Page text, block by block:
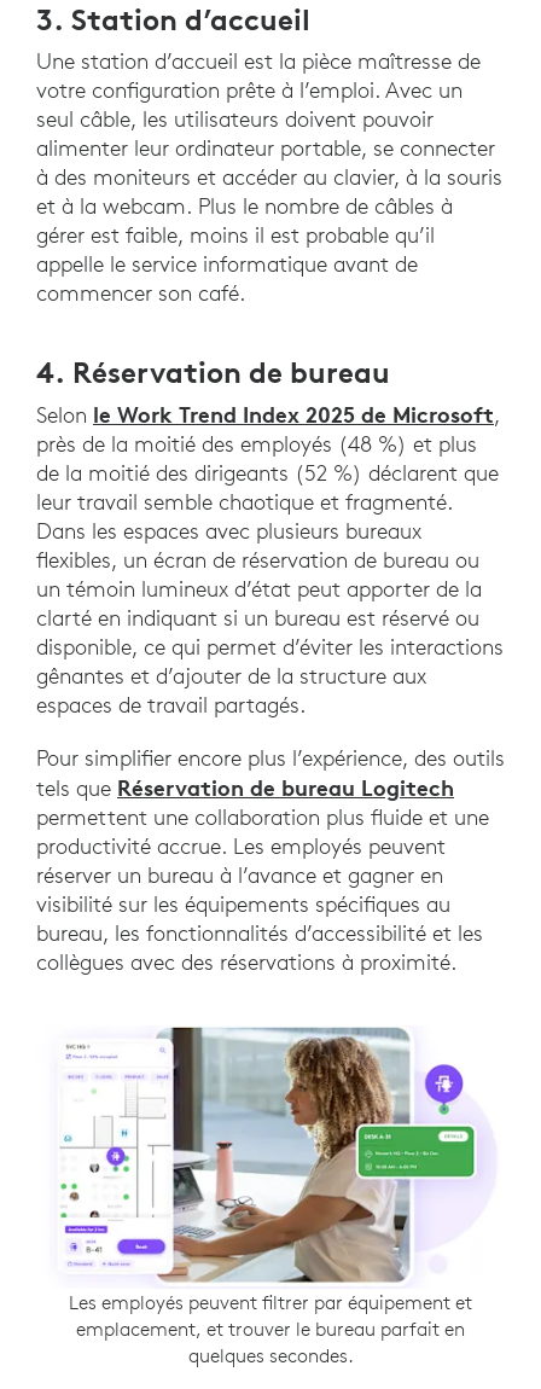
3. Station d’accueil
Une station d’accueil est la pièce maîtresse de
votre configuration prête à l’emploi. Avec un
seul câble, les utilisateurs doivent pouvoir
alimenter leur ordinateur portable, se connecter
à des moniteurs et accéder au clavier, à la souris
et à la webcam. Plus le nombre de câbles à
gérer est faible, moins il est probable qu’il
appelle le service informatique avant de
commencer son café.
4. Réservation de bureau
Selon le Work Trend Index 2025 de Microsoft,
près de la moitié des employés (48 %) et plus
de la moitié des dirigeants (52 %) déclarent que
leur travail semble chaotique et fragmenté.
Dans les espaces avec plusieurs bureaux
flexibles, un écran de réservation de bureau ou
un témoin lumineux d’état peut apporter de la
clarté en indiquant si un bureau est réservé ou
disponible, ce qui permet d’éviter les interactions
gênantes et d’ajouter de la structure aux
espaces de travail partagés.
Pour simplifier encore plus l’expérience, des outils
tels que Réservation de bureau Logitech
permettent une collaboration plus fluide et une
productivité accrue. Les employés peuvent
réserver un bureau à l’avance et gagner en
visibilité sur les équipements spécifiques au
bureau, les fonctionnalités d’accessibilité et les
collègues avec des réservations à proximité.
Les employés peuvent filtrer par équipement et
emplacement, et trouver le bureau parfait en
quelques secondes.